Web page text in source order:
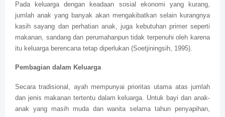
Pada keluarga dengan keadaan sosial ekonomi yang kurang,
jumlah anak yang banyak akan mengakibatkan selain kurangnya
kasih sayang dan perhatian anak, juga kebutuhan primer seperti
makanan, sandang dan perumahanpun tidak terpenuhi oleh karena
itu keluarga berencana tetap diperlukan (Soetjiningsih, 1995).
Pembagian dalam Keluarga
Secara tradisional, ayah mempunyai prioritas utama atas jumlah
dan jenis makanan tertentu dalam keluarga. Untuk bayi dan anak-
anak yang masih muda dan wanita selama tahun penyapihan,